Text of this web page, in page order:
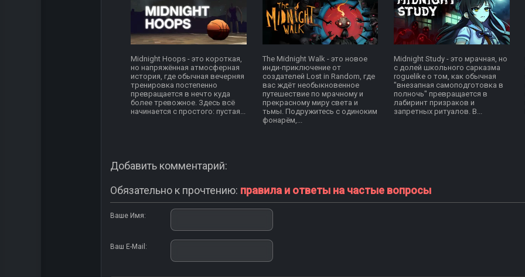
Midnight Hoops - это короткая,
но напряжённая атмосферная
история, где обычная вечерняя
тренировка постепенно
превращается в нечто куда
более тревожное. Здесь всё
начинается с простого: пустая...
The Midnight Walk - это новое
инди-приключение от
создателей Lost in Random, где
вас ждёт необыкновенное
путешествие по мрачному и
прекрасному миру света и
тьмы. Подружитесь с одиноким
фонарём,...
Midnight Study - это мрачная, но
с долей школьного сарказма
roguelike о том, как обычная
"внезапная самоподготовка в
полночь" превращается в
лабиринт призраков и
запретных ритуалов. В...
Добавить комментарий:
Обязательно к прочтению: правила и ответы на частые вопросы
Ваше Имя:
Ваш E-Mail: